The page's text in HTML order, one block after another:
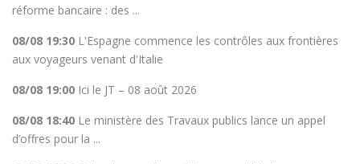
réforme bancaire : des ...
08/08 19:30 L'Espagne commence les contrôles aux frontières
aux voyageurs venant d'Italie
08/08 19:00 Ici le JT – 08 août 2026
08/08 18:40 Le ministère des Travaux publics lance un appel
d’offres pour la ...